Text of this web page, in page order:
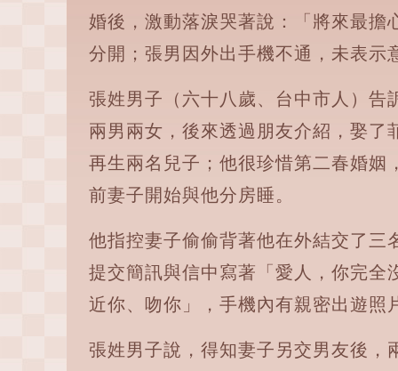
婚後，激動落淚哭著說：「將來最擔
分開；張男因外出手機不通，未表示
張姓男子（六十八歲、台中市人）告
兩男兩女，後來透過朋友介紹，娶
再生兩名兒子；他很珍惜第二春婚姻
前妻子開始與他分房睡。
他指控妻子偷偷背著他在外結交了三
提交簡訊與信中寫著「愛人，你完全
近你、吻你」，手機內有親密出遊照
張姓男子說，得知妻子另交男友後，